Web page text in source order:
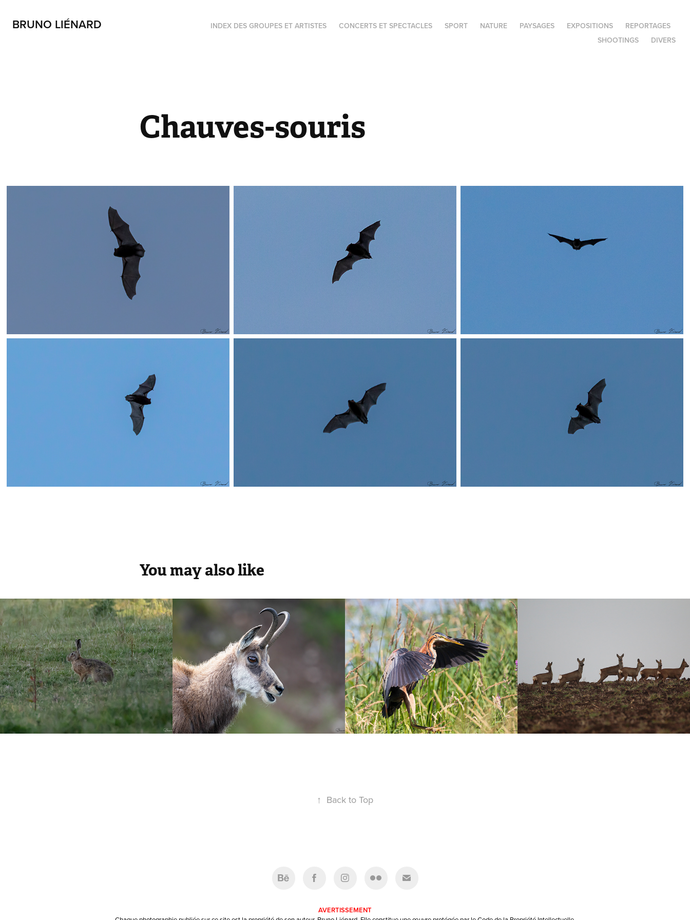
BRUNO LIÉNARD INDEX DES GROUPES ET ARTISTES CONCERTS ET SPECTACLES SPORT NATURE PAYSAGES EXPOSITIONS
REPORTAGES
SHOOTINGS
DIVERS
Chauves-souris
You may also like
Autres
mammifères
2020
Chamois Oiseaux
2018
↑ Back to Top
AVERTISSEMENT